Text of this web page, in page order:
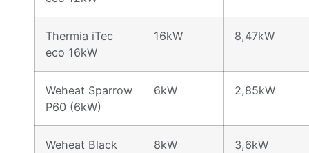
Thermia iTec
eco 16kW
16kW 8,47kW
Weheat Sparrow
P60 (6kW)
6kW 2,85kW
Weheat Black
8kW 3,6kW